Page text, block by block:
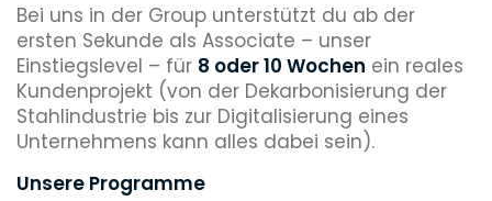
Bei uns in der Group unterstützt du ab der
ersten Sekunde als Associate – unser
Einstiegslevel – für 8 oder 10 Wochen ein reales
Kundenprojekt (von der Dekarbonisierung der
Stahlindustrie bis zur Digitalisierung eines
Unternehmens kann alles dabei sein).
Unsere Programme